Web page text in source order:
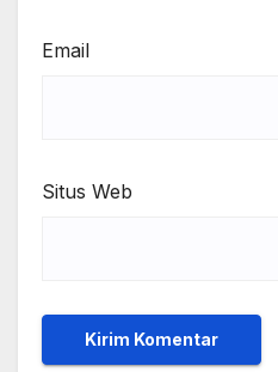
Email
Situs Web